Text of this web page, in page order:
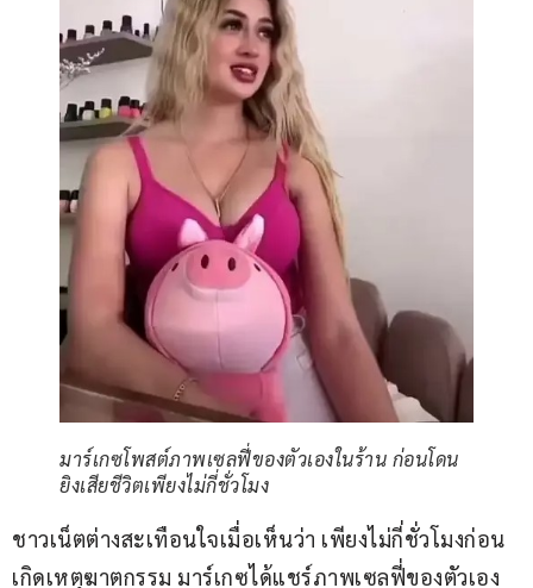
มาร์เกซโพสต์ภาพเซลฟี่ของตัวเองในร้าน ก่อนโดน
ยิงเสียชีวิตเพียงไม่กี่ชั่วโมง
ชาวเน็ตต่างสะเทือนใจเมื่อเห็นว่า เพียงไม่กี่ชั่วโมงก่อน
เกิดเหตุฆาตกรรม มาร์เกซได้แชร์ภาพเซลฟี่ของตัวเอง